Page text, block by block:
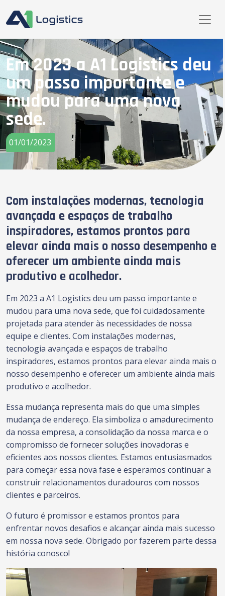
Em 2023 a A1 Logistics deu
um passo importante e
mudou para uma nova
sede.
01/01/2023
Com instalações modernas, tecnologia
avançada e espaços de trabalho
inspiradores, estamos prontos para
elevar ainda mais o nosso desempenho e
oferecer um ambiente ainda mais
produtivo e acolhedor.
Em 2023 a A1 Logistics deu um passo importante e
mudou para uma nova sede, que foi cuidadosamente
projetada para atender às necessidades de nossa
equipe e clientes. Com instalações modernas,
tecnologia avançada e espaços de trabalho
inspiradores, estamos prontos para elevar ainda mais o
nosso desempenho e oferecer um ambiente ainda mais
produtivo e acolhedor.
Essa mudança representa mais do que uma simples
mudança de endereço. Ela simboliza o amadurecimento
da nossa empresa, a consolidação da nossa marca e o
compromisso de fornecer soluções inovadoras e
eficientes aos nossos clientes. Estamos entusiasmados
para começar essa nova fase e esperamos continuar a
construir relacionamentos duradouros com nossos
clientes e parceiros.
O futuro é promissor e estamos prontos para
enfrentar novos desafios e alcançar ainda mais sucesso
em nossa nova sede. Obrigado por fazerem parte dessa
história conosco!